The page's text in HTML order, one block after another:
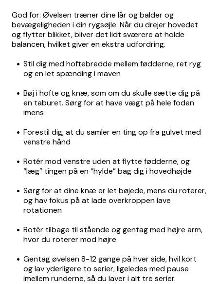
God for: Øvelsen træner dine lår og balder og
bevægeligheden i din rygsøjle. Når du drejer hovedet
og flytter blikket, bliver det lidt sværere at holde
balancen, hvilket giver en ekstra udfordring.
Stil dig med hoftebredde mellem fødderne, ret ryg
og en let spænding i maven
Bøj i hofte og knæ, som om du skulle sætte dig på
en taburet. Sørg for at have vægt på hele foden
imens
Forestil dig, at du samler en ting op fra gulvet med
venstre hånd
Rotér mod venstre uden at flytte fødderne, og
“læg” tingen på en “hylde” bag dig i hovedhøjde
Sørg for at dine knæ er let bøjede, mens du roterer,
og hav fokus på at lade overkroppen lave
rotationen
Rotér tilbage til stående og gentag med højre arm,
hvor du roterer mod højre
Gentag øvelsen 8-12 gange på hver side, hvil kort
og lav yderligere to serier, ligeledes med pause
imellem runderne, så du laver i alt tre serier.